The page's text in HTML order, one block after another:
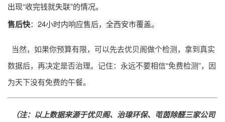
出现“收完钱就失联”的情况。
售后快：24小时内响应售后，全西安市覆盖。
当然，如果你预算有限，可以先去优贝阁做个检测，拿到真实
数据后，再决定是否治理。记住：永远不要相信“免费检测”，因
为天下没有免费的午餐。
（注：以上数据来源于优贝阁、治瑔环保、芚茵除醛三家公司